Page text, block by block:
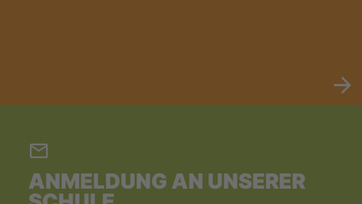
ANMELDUNG AN UNSERER